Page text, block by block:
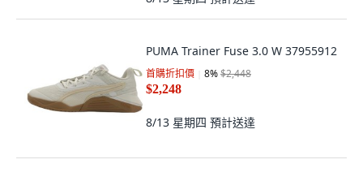
PUMA Trainer Fuse 3.0 W 37955912
首購折扣價 8%$2,448
$2,248
8/13 星期四 預計送達